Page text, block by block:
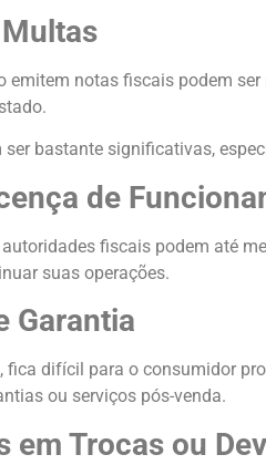
emitem notas fiscais podem
ser bastante significativas,
de
fiscais podem até
suas operações.
Garantia
fica difícil para o consumidor
ou serviços pós-venda.
em Trocas ou